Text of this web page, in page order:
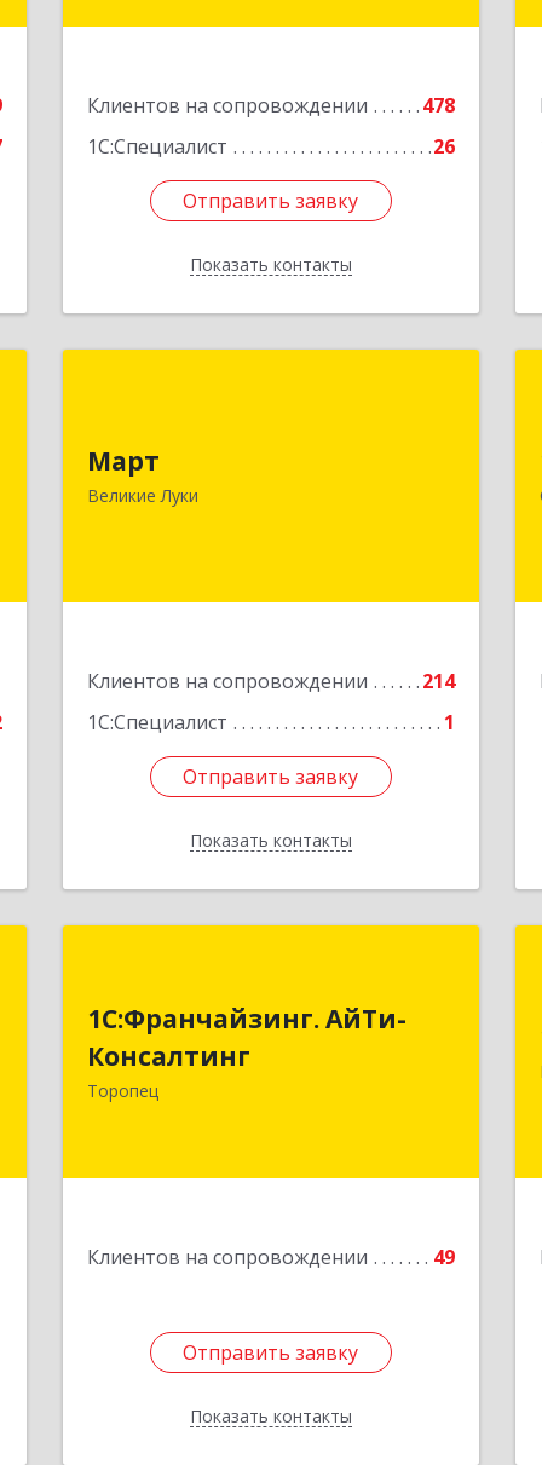
Клиентов на сопровождении
478
1С:Специалист
26
Отправить заявку
Показать контакты
Отправить заявку
Назад
Март
Великие Луки
Клиентов на сопровождении
214
1С:Специалист
1
Отправить заявку
Показать контакты
г, Ботвина ул, дом № 17 А, пом.1003
Отправить заявку
Назад
1С:Франчайзинг. АйТи-
Консалтинг
Торопец
Клиентов на сопровождении 49
Отправить заявку
Показать контакты
Консалтинг
172840, Тверская обл, Торопец г,
Отправить заявку
Назад